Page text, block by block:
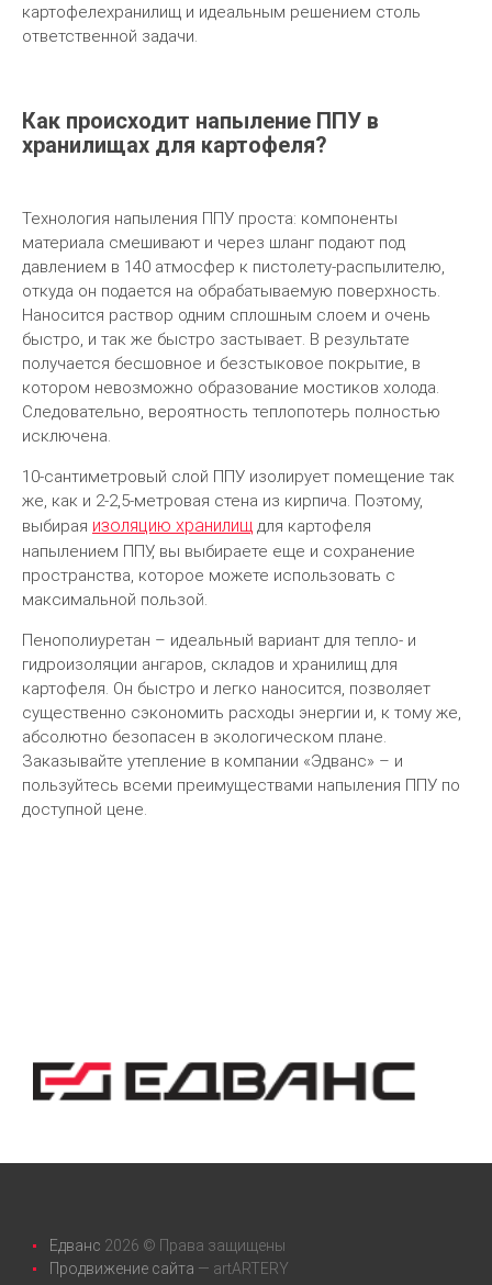
картофелехранилищ и идеальным решением столь
ответственной задачи.
Как происходит напыление ППУ в
хранилищах для картофеля?
Технология напыления ППУ проста: компоненты
материала смешивают и через шланг подают под
давлением в 140 атмосфер к пистолету-распылителю,
откуда он подается на обрабатываемую поверхность.
Наносится раствор одним сплошным слоем и очень
быстро, и так же быстро застывает. В результате
получается бесшовное и безстыковое покрытие, в
котором невозможно образование мостиков холода.
Следовательно, вероятность теплопотерь полностью
исключена.
10-сантиметровый слой ППУ изолирует помещение так
же, как и 2-2,5-метровая стена из кирпича. Поэтому,
выбирая изоляцию хранилищ для картофеля
напылением ППУ, вы выбираете еще и сохранение
пространства, которое можете использовать с
максимальной пользой.
Пенополиуретан – идеальный вариант для тепло- и
гидроизоляции ангаров, складов и хранилищ для
картофеля. Он быстро и легко наносится, позволяет
существенно сэкономить расходы энергии и, к тому же,
абсолютно безопасен в экологическом плане.
Заказывайте утепление в компании «Эдванс» – и
пользуйтесь всеми преимуществами напыления ППУ по
доступной цене.
Едванс 2026 © Права защищены
Продвижение сайта — artARTERY